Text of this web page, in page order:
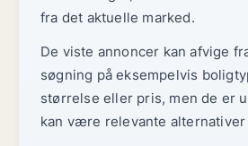
fra det aktuelle marked.
De viste annoncer kan afvige
søgning på eksempelvis
størrelse eller pris, men de er
kan være relevante